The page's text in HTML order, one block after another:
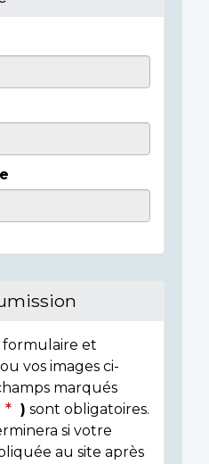
et
vos images ci-
marqués
) sont obligatoires.
si votre
au site après